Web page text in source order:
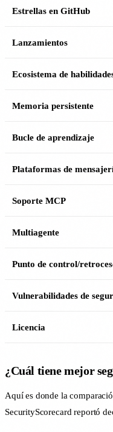
Estrellas en GitHub
Lanzamientos
Ecosistema de
Memoria persistente
Bucle de aprendizaje
Plataformas de
Soporte MCP
Multiagente
Punto de control/
Vulnerabilidades de
Licencia
¿Cuál tiene mejor
Aquí es donde la
SecurityScorecard reportó